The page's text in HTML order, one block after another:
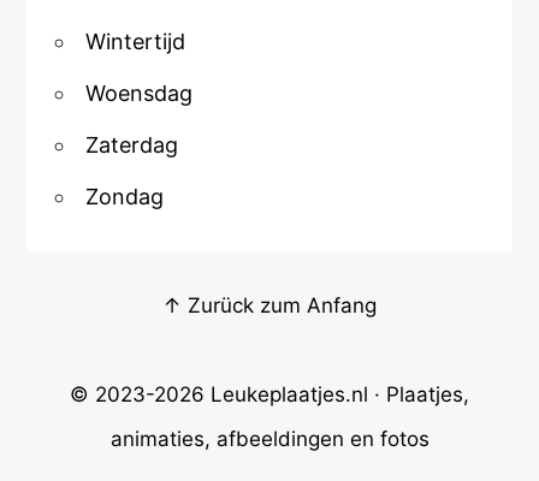
Wintertijd
Woensdag
Zaterdag
Zondag
↑ Zurück zum Anfang
© 2023-2026 Leukeplaatjes.nl · Plaatjes,
animaties, afbeeldingen en fotos